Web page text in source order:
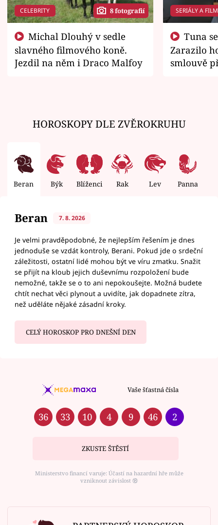
CELEBRITY 8 fotografií
slavného filmového koně.
Jezdil na něm i Draco Malfoy
SERIÁLY A
Zarazilo
smlouvě
HOROSKOPY DLE ZVĚROKRUHU
Beran Býk Blíženci Rak Lev Panna
Beran 7. 8. 2026
Je velmi pravděpodobné, že nejlepším řešením je dnes
jednoduše se vzdát kontroly, Berani. Pokud jde o srdeční
záležitosti, ostatní lidé mohou být ve víru zmatku. Snažit
se přijít na kloub jejich duševnímu rozpoložení bude
nemožné, takže se o to ani nepokoušejte. Možná budete
chtít nechat věci plynout a uvidíte, jak dopadnete zítra,
než uděláte nějaké zásadní kroky.
CELÝ HOROSKOP PRO DNEŠNÍ DEN
Vaše šťastná čísla
36 33 10 4 9 46 2
ZKUSTE ŠTĚSTÍ
Ministerstvo financí varuje: Účastí na hazardní hře může
vzniknout závislost ⑱